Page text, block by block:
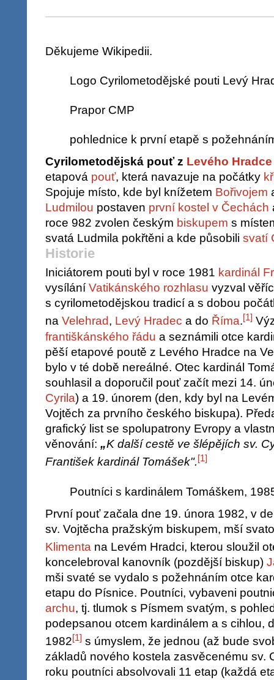
Děkujeme Wikipedii.
Logo Cyrilometodějské pouti Levý
Prapor CMP
pohlednice k první etapě s
Cyrilometodějská pouť z Levého Hradce
etapová pouť, která navazuje na počátky
Spojuje místo, kde byl knížetem Bořivojem
Ludmilou postaven první kostel v Čechách
roce 982 zvolen českým biskupem s
svatá Ludmila pokřtěni a kde působili svatí
Historie
Iniciátorem pouti byl v roce 1981 kardinál
vysílání Vatikánského rozhlasu vyzval
s cyrilometodějskou tradicí a s dobou
na Velehrad, Levý Hradec a do Říma.[1]
františkánského řádu a seznámili otce
pěší etapové poutě z Levého Hradce na
bylo v té době nereálné. Otec kardinál
souhlasil a doporučil pouť začít mezi 14.
Cyrila) a 19. únorem (den, kdy byl na
Vojtěch za prvního českého biskupa).
grafický list se spolupatrony Evropy a
věnování: „K další cestě ve šlépějích sv.
František kardinál Tomášek".[1]
Poutníci s kardinálem Tomáškem,
První pouť začala dne 19. února 1982, v
sv. Vojtěcha pražským biskupem, mší
Klimenta na Levém Hradci, kterou sloužil
koncelebroval kanovník (pozdější biskup)
mši svaté se vydalo s požehnáním otce
etapu do Písnice. Poutníci, vybaveni
archu, tj. tlumok s Písmem svatým, s
podepsanou otcem kardinálem a s cihlou,
1982[1] s úmyslem, že jednou (až bude
základů nového kostela zasvěcenému sv.
roku poutníci absolvovali 11 etap (každá